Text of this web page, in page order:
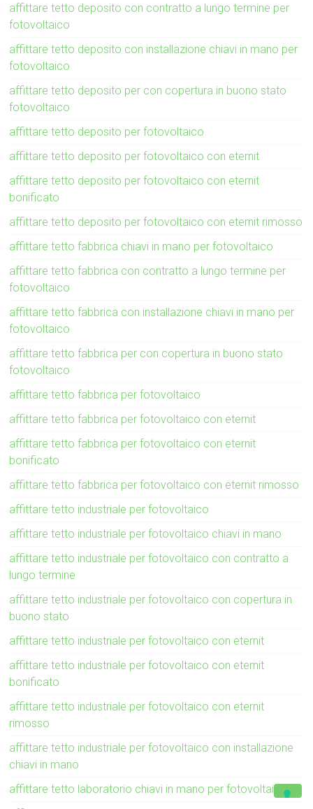
affittare tetto deposito con contratto a lungo termine per
fotovoltaico
affittare tetto deposito con installazione chiavi in mano per
fotovoltaico
affittare tetto deposito per con copertura in buono stato
fotovoltaico
affittare tetto deposito per fotovoltaico
affittare tetto deposito per fotovoltaico con eternit
affittare tetto deposito per fotovoltaico con eternit
bonificato
affittare tetto deposito per fotovoltaico con eternit rimosso
affittare tetto fabbrica chiavi in mano per fotovoltaico
affittare tetto fabbrica con contratto a lungo termine per
fotovoltaico
affittare tetto fabbrica con installazione chiavi in mano per
fotovoltaico
affittare tetto fabbrica per con copertura in buono stato
fotovoltaico
affittare tetto fabbrica per fotovoltaico
affittare tetto fabbrica per fotovoltaico con eternit
affittare tetto fabbrica per fotovoltaico con eternit
bonificato
affittare tetto fabbrica per fotovoltaico con eternit rimosso
affittare tetto industriale per fotovoltaico
affittare tetto industriale per fotovoltaico chiavi in mano
affittare tetto industriale per fotovoltaico con contratto a
lungo termine
affittare tetto industriale per fotovoltaico con copertura in
buono stato
affittare tetto industriale per fotovoltaico con eternit
affittare tetto industriale per fotovoltaico con eternit
bonificato
affittare tetto industriale per fotovoltaico con eternit
rimosso
affittare tetto industriale per fotovoltaico con installazione
chiavi in mano
affittare tetto laboratorio chiavi in mano per fotovoltaico